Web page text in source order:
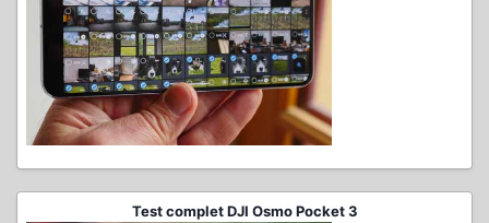
Test complet DJI Osmo Pocket 3